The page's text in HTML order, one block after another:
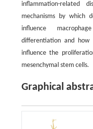
inflammation-related
mechanisms by which
influence
differentiation and how
influence the
mesenchymal stem cells.
Graphical